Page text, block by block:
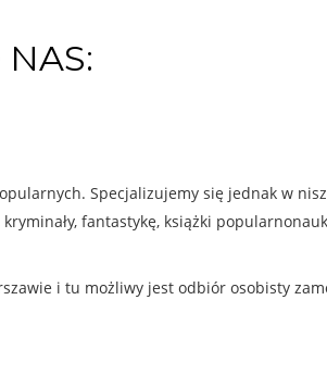
Specjalizujemy się jednak w
fantastykę, książki
i tu możliwy jest odbiór osobisty